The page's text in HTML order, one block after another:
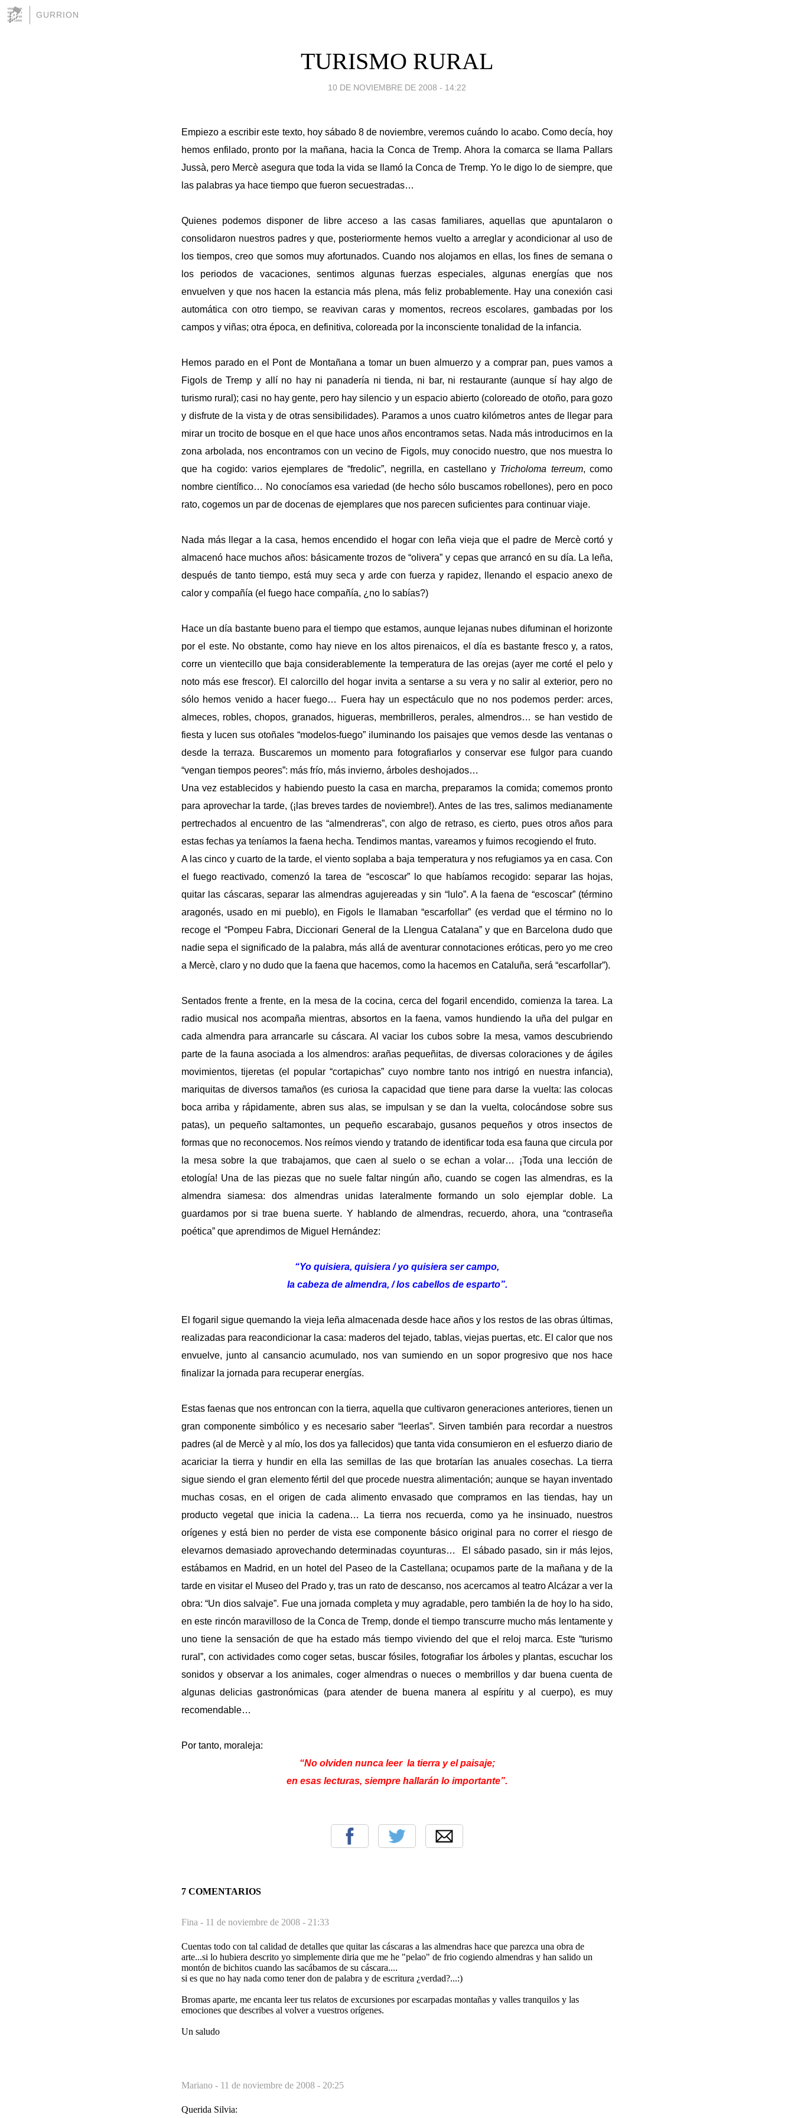
GURRION
TURISMO RURAL
10 DE NOVIEMBRE DE 2008 - 14:22
Empiezo a escribir este texto, hoy sábado 8 de noviembre, veremos cuándo lo acabo. Como decía, hoy
hemos enfilado, pronto por la mañana, hacia la Conca de Tremp. Ahora la comarca se llama Pallars
Jussà, pero Mercè asegura que toda la vida se llamó la Conca de Tremp. Yo le digo lo de siempre, que
las palabras ya hace tiempo que fueron secuestradas…
Quienes podemos disponer de libre acceso a las casas familiares, aquellas que apuntalaron o
consolidaron nuestros padres y que, posteriormente hemos vuelto a arreglar y acondicionar al uso de
los tiempos, creo que somos muy afortunados. Cuando nos alojamos en ellas, los fines de semana o
los periodos de vacaciones, sentimos algunas fuerzas especiales, algunas energías que nos
envuelven y que nos hacen la estancia más plena, más feliz probablemente. Hay una conexión casi
automática con otro tiempo, se reavivan caras y momentos, recreos escolares, gambadas por los
campos y viñas; otra época, en definitiva, coloreada por la inconsciente tonalidad de la infancia.
Hemos parado en el Pont de Montañana a tomar un buen almuerzo y a comprar pan, pues vamos a
Figols de Tremp y allí no hay ni panadería ni tienda, ni bar, ni restaurante (aunque sí hay algo de
turismo rural); casi no hay gente, pero hay silencio y un espacio abierto (coloreado de otoño, para gozo
y disfrute de la vista y de otras sensibilidades). Paramos a unos cuatro kilómetros antes de llegar para
mirar un trocito de bosque en el que hace unos años encontramos setas. Nada más introducirnos en la
zona arbolada, nos encontramos con un vecino de Figols, muy conocido nuestro, que nos muestra lo
que ha cogido: varios ejemplares de “fredolic”, negrilla, en castellano y Tricholoma terreum, como
nombre científico… No conocíamos esa variedad (de hecho sólo buscamos robellones), pero en poco
rato, cogemos un par de docenas de ejemplares que nos parecen suficientes para continuar viaje.
Nada más llegar a la casa, hemos encendido el hogar con leña vieja que el padre de Mercè cortó y
almacenó hace muchos años: básicamente trozos de “olivera” y cepas que arrancó en su día. La leña,
después de tanto tiempo, está muy seca y arde con fuerza y rapidez, llenando el espacio anexo de
calor y compañía (el fuego hace compañía, ¿no lo sabías?)
Hace un día bastante bueno para el tiempo que estamos, aunque lejanas nubes difuminan el horizonte
por el este. No obstante, como hay nieve en los altos pirenaicos, el día es bastante fresco y, a ratos,
corre un vientecillo que baja considerablemente la temperatura de las orejas (ayer me corté el pelo y
noto más ese frescor). El calorcillo del hogar invita a sentarse a su vera y no salir al exterior, pero no
sólo hemos venido a hacer fuego… Fuera hay un espectáculo que no nos podemos perder: arces,
almeces, robles, chopos, granados, higueras, membrilleros, perales, almendros… se han vestido de
fiesta y lucen sus otoñales “modelos-fuego” iluminando los paisajes que vemos desde las ventanas o
desde la terraza. Buscaremos un momento para fotografiarlos y conservar ese fulgor para cuando
“vengan tiempos peores”: más frío, más invierno, árboles deshojados…
Una vez establecidos y habiendo puesto la casa en marcha, preparamos la comida; comemos pronto
para aprovechar la tarde, (¡las breves tardes de noviembre!). Antes de las tres, salimos medianamente
pertrechados al encuentro de las “almendreras”, con algo de retraso, es cierto, pues otros años para
estas fechas ya teníamos la faena hecha. Tendimos mantas, vareamos y fuimos recogiendo el fruto.
A las cinco y cuarto de la tarde, el viento soplaba a baja temperatura y nos refugiamos ya en casa. Con
el fuego reactivado, comenzó la tarea de “escoscar” lo que habíamos recogido: separar las hojas,
quitar las cáscaras, separar las almendras agujereadas y sin “lulo”. A la faena de “escoscar” (término
aragonés, usado en mi pueblo), en Figols le llamaban “escarfollar” (es verdad que el término no lo
recoge el “Pompeu Fabra, Diccionari General de la Llengua Catalana” y que en Barcelona dudo que
nadie sepa el significado de la palabra, más allá de aventurar connotaciones eróticas, pero yo me creo
a Mercè, claro y no dudo que la faena que hacemos, como la hacemos en Cataluña, será “escarfollar”).
Sentados frente a frente, en la mesa de la cocina, cerca del fogaril encendido, comienza la tarea. La
radio musical nos acompaña mientras, absortos en la faena, vamos hundiendo la uña del pulgar en
cada almendra para arrancarle su cáscara. Al vaciar los cubos sobre la mesa, vamos descubriendo
parte de la fauna asociada a los almendros: arañas pequeñitas, de diversas coloraciones y de ágiles
movimientos, tijeretas (el popular “cortapichas” cuyo nombre tanto nos intrigó en nuestra infancia),
mariquitas de diversos tamaños (es curiosa la capacidad que tiene para darse la vuelta: las colocas
boca arriba y rápidamente, abren sus alas, se impulsan y se dan la vuelta, colocándose sobre sus
patas), un pequeño saltamontes, un pequeño escarabajo, gusanos pequeños y otros insectos de
formas que no reconocemos. Nos reímos viendo y tratando de identificar toda esa fauna que circula por
la mesa sobre la que trabajamos, que caen al suelo o se echan a volar… ¡Toda una lección de
etología! Una de las piezas que no suele faltar ningún año, cuando se cogen las almendras, es la
almendra siamesa: dos almendras unidas lateralmente formando un solo ejemplar doble. La
guardamos por si trae buena suerte. Y hablando de almendras, recuerdo, ahora, una “contraseña
poética” que aprendimos de Miguel Hernández:
“Yo quisiera, quisiera / yo quisiera ser campo,
la cabeza de almendra, / los cabellos de esparto”.
El fogaril sigue quemando la vieja leña almacenada desde hace años y los restos de las obras últimas,
realizadas para reacondicionar la casa: maderos del tejado, tablas, viejas puertas, etc. El calor que nos
envuelve, junto al cansancio acumulado, nos van sumiendo en un sopor progresivo que nos hace
finalizar la jornada para recuperar energías.
Estas faenas que nos entroncan con la tierra, aquella que cultivaron generaciones anteriores, tienen un
gran componente simbólico y es necesario saber “leerlas”. Sirven también para recordar a nuestros
padres (al de Mercè y al mío, los dos ya fallecidos) que tanta vida consumieron en el esfuerzo diario de
acariciar la tierra y hundir en ella las semillas de las que brotarían las anuales cosechas. La tierra
sigue siendo el gran elemento fértil del que procede nuestra alimentación; aunque se hayan inventado
muchas cosas, en el origen de cada alimento envasado que compramos en las tiendas, hay un
producto vegetal que inicia la cadena… La tierra nos recuerda, como ya he insinuado, nuestros
orígenes y está bien no perder de vista ese componente básico original para no correr el riesgo de
elevarnos demasiado aprovechando determinadas coyunturas…
El sábado pasado, sin ir más lejos,
estábamos en Madrid, en un hotel del Paseo de la Castellana; ocupamos parte de la mañana y de la
tarde en visitar el Museo del Prado y, tras un rato de descanso, nos acercamos al teatro Alcázar a ver la
obra: “Un dios salvaje”. Fue una jornada completa y muy agradable, pero también la de hoy lo ha sido,
en este rincón maravilloso de la Conca de Tremp, donde el tiempo transcurre mucho más lentamente y
uno tiene la sensación de que ha estado más tiempo viviendo del que el reloj marca. Este “turismo
rural”, con actividades como coger setas, buscar fósiles, fotografiar los árboles y plantas, escuchar los
sonidos y observar a los animales, coger almendras o nueces o membrillos y dar buena cuenta de
algunas delicias gastronómicas (para atender de buena manera al espíritu y al cuerpo), es muy
recomendable…
Por tanto, moraleja:
“No olviden nunca leer la tierra y el paisaje;
en esas lecturas, siempre hallarán lo importante”.
7 COMENTARIOS
Fina - 11 de noviembre de 2008 - 21:33
Cuentas todo con tal calidad de detalles que quitar las cáscaras a las almendras hace que parezca una obra de
arte...si lo hubiera descrito yo simplemente diria que me he "pelao" de frio cogiendo almendras y han salido un
montón de bichitos cuando las sacábamos de su cáscara....
si es que no hay nada como tener don de palabra y de escritura ¿verdad?...:)
Bromas aparte, me encanta leer tus relatos de excursiones por escarpadas montañas y valles tranquilos y las
emociones que describes al volver a vuestros orígenes.
Un saludo
Mariano - 11 de noviembre de 2008 - 20:25
Querida Silvia: